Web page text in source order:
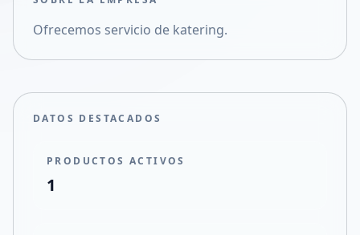
Compartir en X
Ofrecemos servicio de katering.
DATOS DESTACADOS
PRODUCTOS ACTIVOS
1